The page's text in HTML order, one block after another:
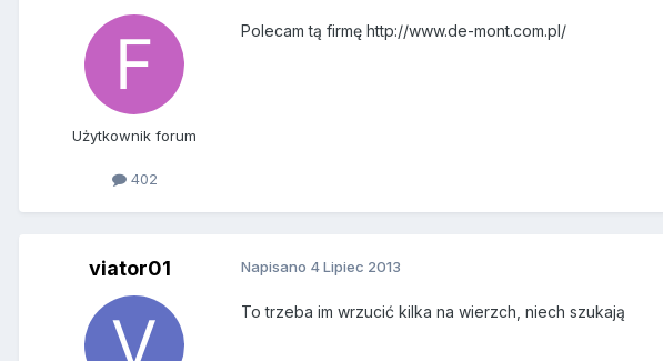
Użytkownik forum
402
Polecam tą firmę http://www.de-mont.com.pl/
viator01 Napisano 4 Lipiec 2013
To trzeba im wrzucić kilka na wierzch, niech szukają